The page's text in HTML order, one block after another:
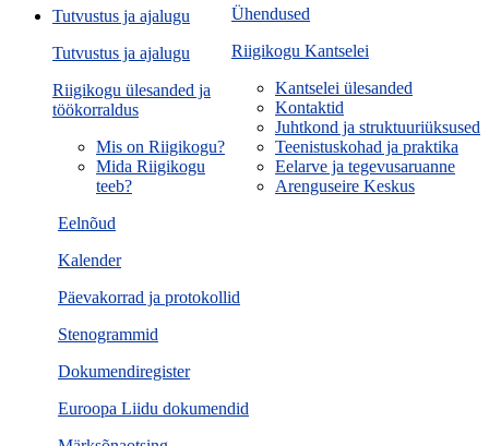
Ühendused
Riigikogu Kantselei
Kantselei ülesanded
Kontaktid
Juhtkond ja struktuuriüksused
Teenistuskohad ja praktika
Eelarve ja tegevusaruanne
Arenguseire Keskus
Eelnõud
Kalender
Päevakorrad ja protokollid
Stenogrammid
Dokumendiregister
Euroopa Liidu dokumendid
Tutvustus ja ajalugu
Tutvustus ja ajalugu
Riigikogu ülesanded ja
töökorraldus
Mis on Riigikogu?
Mida Riigikogu
teeb?